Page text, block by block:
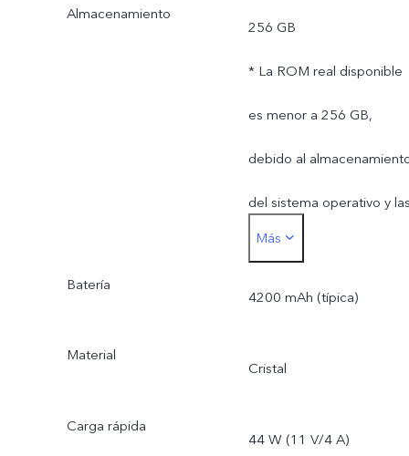
Almacenamiento
256 GB
* La ROM real disponible
es menor a 256 GB,
debido al
del sistema operativo y
aplicaciones
Más
Batería
4200 mAh (típica)
Material
Cristal
Carga rápida
44 W (11 V/4 A)